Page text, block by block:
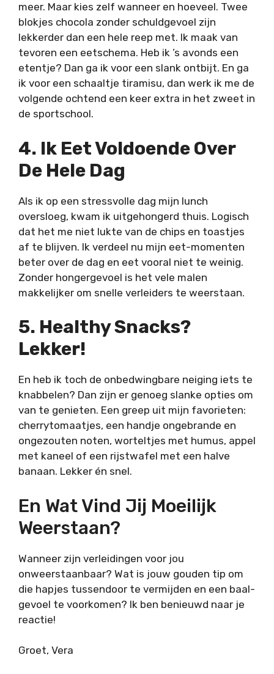
meer. Maar kies zelf wanneer en hoeveel. Twee
blokjes chocola zonder schuldgevoel zijn
lekkerder dan een hele reep met. Ik maak van
tevoren een eetschema. Heb ik ’s avonds een
etentje? Dan ga ik voor een slank ontbijt. En ga
ik voor een schaaltje tiramisu, dan werk ik me de
volgende ochtend een keer extra in het zweet in
de sportschool.
4. Ik Eet Voldoende Over
De Hele Dag
Als ik op een stressvolle dag mijn lunch
oversloeg, kwam ik uitgehongerd thuis. Logisch
dat het me niet lukte van de chips en toastjes
af te blijven. Ik verdeel nu mijn eet-momenten
beter over de dag en eet vooral niet te weinig.
Zonder hongergevoel is het vele malen
makkelijker om snelle verleiders te weerstaan.
5. Healthy Snacks?
Lekker!
En heb ik toch de onbedwingbare neiging iets te
knabbelen? Dan zijn er genoeg slanke opties om
van te genieten. Een greep uit mijn favorieten:
cherrytomaatjes, een handje ongebrande en
ongezouten noten, worteltjes met humus, appel
met kaneel of een rijstwafel met een halve
banaan. Lekker én snel.
En Wat Vind Jij Moeilijk
Weerstaan?
Wanneer zijn verleidingen voor jou
onweerstaanbaar? Wat is jouw gouden tip om
die hapjes tussendoor te vermijden en een baal-
gevoel te voorkomen? Ik ben benieuwd naar je
reactie!
Groet, Vera